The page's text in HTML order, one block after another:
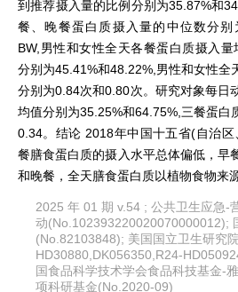
到推荐摄入量的比例分别为35.87%和
餐、晚餐蛋白质摄入量的中位数分别
BW,男性和女性全天各餐蛋白质摄入
分别为45.41%和48.22%,男性和女性全
分别为0.84次和0.80次。研究对象每日
均值分别为35.25%和64.75%,三餐蛋白
0.34。结论 2018年中国十五省(自治
餐膳食蛋白质的摄入水平总体偏低，早
和晚餐，全天膳食蛋白质以植物食物来
2025 年 01 期 v.54 ; 公共卫生应急-
动(No.102393220020070000012);
(No.82103848); 美国国立卫生研究
HD30880,DK056350,R24-
国食品科学技术学会食品科技基金-
项科研基金(No.2020-09)